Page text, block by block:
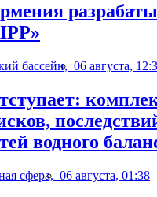
бассейн, 06 августа,
водного
сфера, 06 августа, 01:38